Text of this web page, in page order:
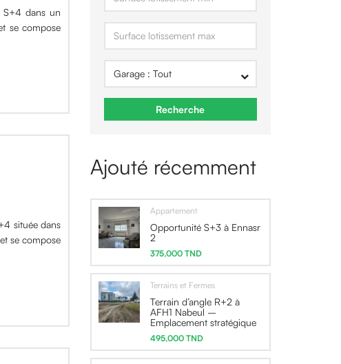
S+4 dans un
se compose
située dans
se compose
Recherche
Ajouté récemment
Appartement
Opportunité S+3 à Ennasr
2
375,000 TND
Terrains et Fermes
Terrain d’angle R+2 à
AFH1 Nabeul –
Emplacement stratégique
495,000 TND